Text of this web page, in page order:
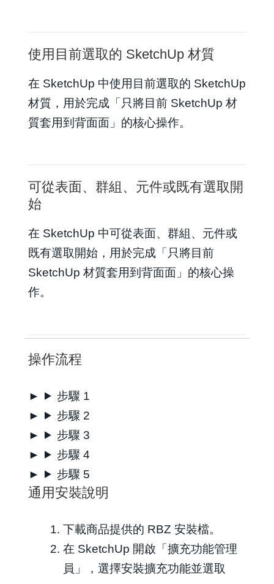
使用目前選取的 SketchUp 材質
在 SketchUp 中使用目前選取的 SketchUp
材質，用於完成「只將目前 SketchUp 材
質套用到背面面」的核心操作。
可從表面、群組、元件或既有選取開
始
在 SketchUp 中可從表面、群組、元件或
既有選取開始，用於完成「只將目前
SketchUp 材質套用到背面面」的核心操
作。
操作流程
步驟 1
步驟 2
步驟 3
步驟 4
步驟 5
通用安裝說明
下載商品提供的 RBZ 安裝檔。
在 SketchUp 開啟「擴充功能管理
員」，選擇安裝擴充功能並選取